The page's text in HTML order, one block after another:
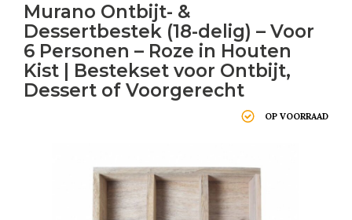
Murano Ontbijt- &
Dessertbestek (18-delig) – Voor
6 Personen – Roze in Houten
Kist | Bestekset voor Ontbijt,
Dessert of Voorgerecht
OP VOORRAAD